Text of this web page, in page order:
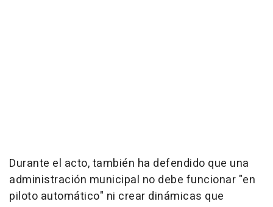
Durante el acto, también ha defendido que una
administración municipal no debe funcionar "en
piloto automático" ni crear dinámicas que